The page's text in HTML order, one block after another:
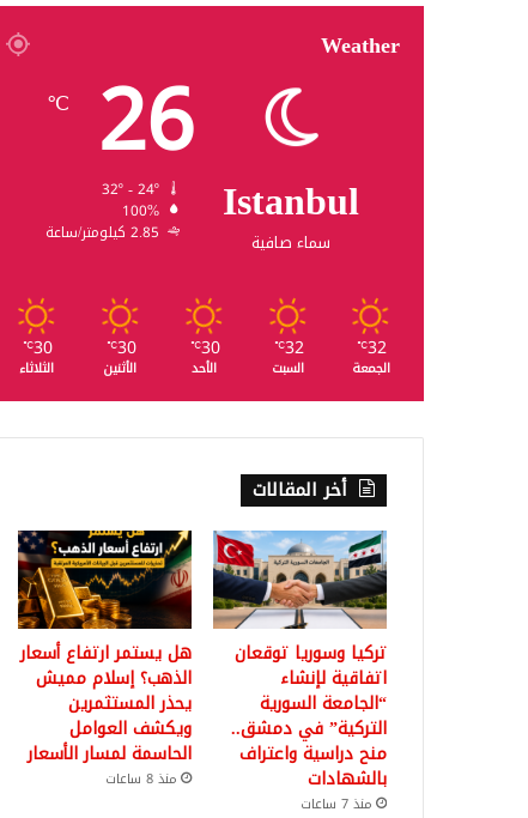
Weather
Istanbul
سماء صافية
26
℃
100%
2.85 كيلومتر/ساعة
32
℃
الجمعة
32
℃
السبت
30
℃
الأحد
30
℃
الأثنين
30
℃
الثلاثاء
أخر المقالات
تركيا وسوريا توقعان
اتفاقية لإنشاء
“الجامعة السورية
التركية” في دمشق..
منح دراسية واعتراف
بالشهادات
منذ 7 ساعات
هل يستمر ارتفاع أسعار
الذهب؟ إسلام مميش
يحذر المستثمرين
ويكشف العوامل
الحاسمة لمسار الأسعار
منذ 8 ساعات